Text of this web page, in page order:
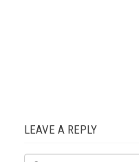
LEAVE A REPLY